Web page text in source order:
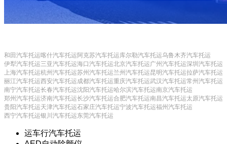
和田汽车托运喀什汽车托运阿克苏汽车托运库尔勒汽车托运乌鲁木齐汽车托运
伊犁汽车托运三亚汽车托运海口汽车托运北京汽车托运广州汽车托运深圳汽车托运
上海汽车托运杭州汽车托运苏州汽车托运兰州汽车托运昆明汽车托运拉萨汽车托运
丽江汽车托运西安汽车托运成都汽车托运重庆汽车托运武汉汽车托运常州汽车托运
南宁汽车托运长春汽车托运沈阳汽车托运哈尔滨汽车托运南京汽车托运
郑州汽车托运济南汽车托运长沙汽车托运合肥汽车托运南昌汽车托运太原汽车托运
贵阳汽车托运天津汽车托运石家庄汽车托运宁波汽车托运福州汽车托运
西宁汽车托运银川汽车托运东莞汽车托运
运车行汽车托运